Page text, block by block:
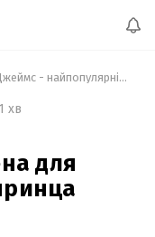
Джордж і Джеймс - найпопулярніші імена для новонародженого принца
1 хв
для